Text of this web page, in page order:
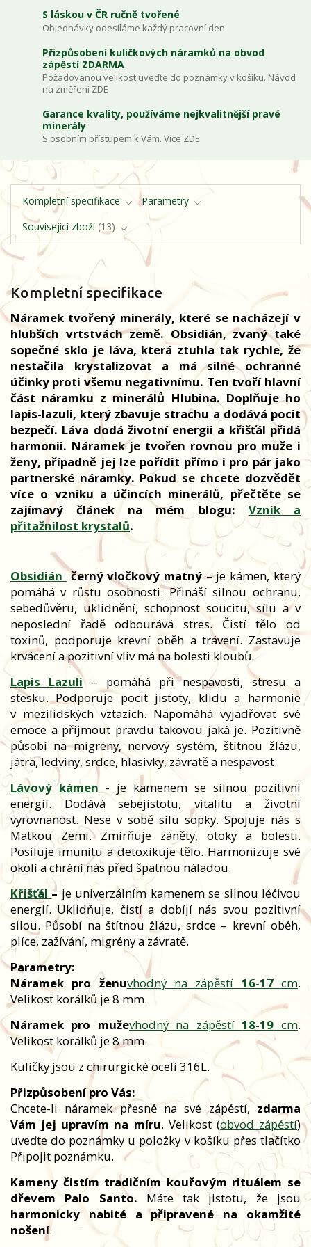
S láskou v ČR ručně tvořené
Objednávky odesíláme každý pracovní den
Přizpůsobení kuličkových náramků na obvod
zápěstí ZDARMA
Požadovanou velikost uveďte do poznámky v košíku. Návod
na změření ZDE
Garance kvality, používáme nejkvalitnější pravé
minerály
S osobním přístupem k Vám. Více ZDE
Kompletní specifikace
Parametry
Související zboží 13
Kompletní specifikace
Náramek tvořený minerály, které se nacházejí v
hlubších vrtstvách země. Obsidián, zvaný také
sopečné sklo je láva, která ztuhla tak rychle, že
nestačila krystalizovat a má silné ochranné
účinky proti všemu negativnímu. Ten tvoří hlavní
část náramku z minerálů Hlubina. Doplňuje ho
lapis-lazuli, který zbavuje strachu a dodává pocit
bezpečí. Láva dodá životní energii a křišťál přidá
harmonii. Náramek je tvořen rovnou pro muže i
ženy, případně jej lze pořídit přímo i pro pár jako
partnerské náramky. Pokud se chcete dozvědět
více o vzniku a účincích minerálů, přečtěte se
zajímavý článek na mém blogu: Vznik a
přitažnilost krystalů.
Obsidián černý vločkový matný– je kámen, který
pomáhá v růstu osobnosti. Přináší silnou ochranu,
sebedůvěru, uklidnění, schopnost soucitu, sílu a v
neposlední řadě odbourává stres. Čistí tělo od
toxinů, podporuje krevní oběh a trávení. Zastavuje
krvácení a pozitivní vliv má na bolesti kloubů.
Lapis Lazuli– pomáhá při nespavosti, stresu a
stesku. Podporuje pocit jistoty, klidu a harmonie
v mezilidských vztazích. Napomáhá vyjadřovat své
emoce a přijmout pravdu takovou jaká je. Pozitivně
působí na migrény, nervový systém, štítnou žlázu,
játra, ledviny, srdce, hlasivky, závratě a nespavost.
Lávový kámen - je kamenem se silnou pozitivní
energií. Dodává sebejistotu, vitalitu a životní
vyrovnanost. Nese v sobě sílu sopky. Spojuje nás s
Matkou Zemí. Zmírňuje záněty, otoky a bolesti.
Posiluje imunitu a detoxikuje tělo. Harmonizuje své
okolí a chrání nás před špatnou náladou.
Křišťál – je univerzálním kamenem se silnou léčivou
energií. Uklidňuje, čistí a dobíjí nás svou pozitivní
silou. Působí na štítnou žlázu, srdce – krevní oběh,
plíce, zažívání, migrény a závratě.
Parametry:
Náramek pro ženuvhodný na zápěstí 16-17cm.
Velikost korálků je 8 mm.
Náramek pro muževhodný na zápěstí18-19 cm.
Velikost korálků je 8 mm.
Kuličky jsou z chirurgické oceli 316L.
Přizpůsobení pro Vás:
Chcete-li náramek přesně na své zápěstí,zdarma
Vám jej upravím na míru. Velikost (obvod zápěstí)
uveďte do poznámky u položky v košíku přes tlačítko
Připojit poznámku.
Kameny čistím tradičním kouřovým rituálem se
dřevem Palo Santo. Máte tak jistotu, že jsou
harmonicky nabité a připravené na okamžité
nošení.